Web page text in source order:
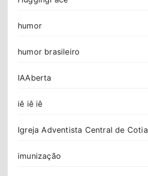
humor
humor brasileiro
IAAberta
iê iê iê
Igreja Adventista Central de Cotia
imunização